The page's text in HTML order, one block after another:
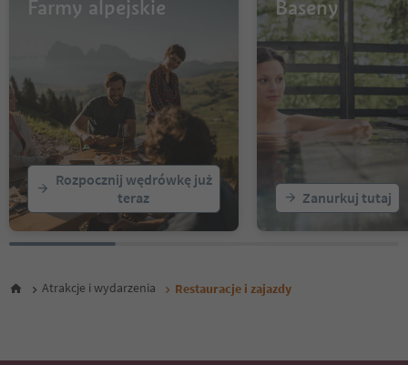
17
18
19
21
22
23
24
25
26
Farmy alpejskie
Rozpocznij wędrówkę już
teraz
Baseny
Zanurkuj tutaj
Atrakcje i wydarzenia Restauracje i zajazdy